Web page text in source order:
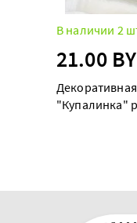
В наличии 2
21.00
"Купалинка"